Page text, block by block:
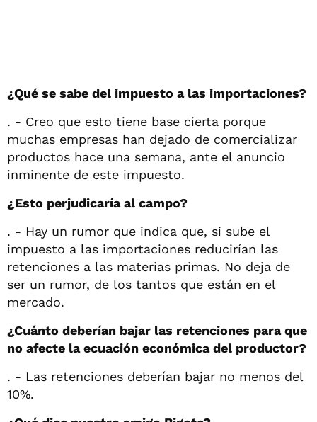
¿Qué se sabe del impuesto a las importaciones?
. - Creo que esto tiene base cierta porque
muchas empresas han dejado de comercializar
productos hace una semana, ante el anuncio
inminente de este impuesto.
¿Esto perjudicaría al campo?
. - Hay un rumor que indica que, si sube el
impuesto a las importaciones reducirían las
retenciones a las materias primas. No deja de
ser un rumor, de los tantos que están en el
mercado.
¿Cuánto deberían bajar las retenciones para que
no afecte la ecuación económica del productor?
. - Las retenciones deberían bajar no menos del
10%.